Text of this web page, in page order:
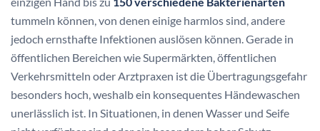
tummeln können, von denen einige harmlos sind, andere
jedoch ernsthafte Infektionen auslösen können. Gerade in
öffentlichen Bereichen wie Supermärkten, öffentlichen
Verkehrsmitteln oder Arztpraxen ist die Übertragungsgefahr
besonders hoch, weshalb ein konsequentes Händewaschen
unerlässlich ist. In Situationen, in denen Wasser und Seife